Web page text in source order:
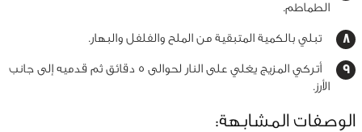
الطماطم.
تبلي بالكمية المتبقية من الملح والفلفل والبهار.
أتركي المزيج يغلي على النار لحوالى 5 دقائق ثم قدميه إلى جانب
الأرز.
الوصفات المشابهة: